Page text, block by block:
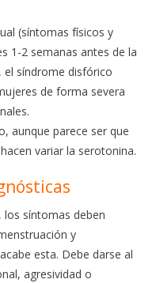
(síntomas físicos y
1-2 semanas antes de la
el síndrome disfórico
de forma severa
aunque parece ser que
variar la serotonina.
los síntomas deben
y
esta. Debe darse al
agresividad o